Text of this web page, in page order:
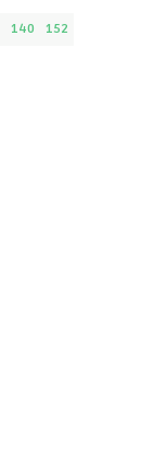
140 152